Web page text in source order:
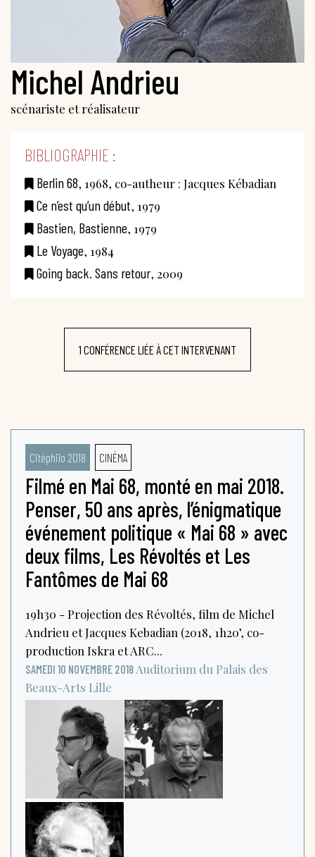
Michel Andrieu
scénariste et réalisateur
BIBLIOGRAPHIE :
Berlin 68, 1968, co-autheur : Jacques Kébadian
Ce n’est qu’un début, 1979
Bastien, Bastienne, 1979
Le Voyage, 1984
Going back. Sans retour, 2009
1 CONFÉRENCE LIÉE À CET INTERVENANT
Citéphilo 2018 CINÉMA
Filmé en Mai 68, monté en mai 2018.
Penser, 50 ans après, l’énigmatique
événement politique « Mai 68 » avec
deux films, Les Révoltés et Les
Fantômes de Mai 68
19h30 - Projection des Révoltés, film de Michel
Andrieu et Jacques Kebadian (2018, 1h20’, co-
production Iskra et ARC...
SAMEDI 10 NOVEMBRE 2018 Auditorium du Palais des
Beaux-Arts Lille